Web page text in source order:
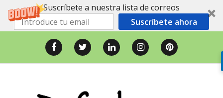
Suscríbete a nuestra lista de correos
Suscríbete ahora
contenido
FacebookTwitter LinkedInInstagramPinterest